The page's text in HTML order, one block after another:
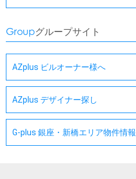
Groupグループサイト
AZplus ビルオーナー様へ
AZplus デザイナー探し
G-plus 銀座・新橋エリア物件情報